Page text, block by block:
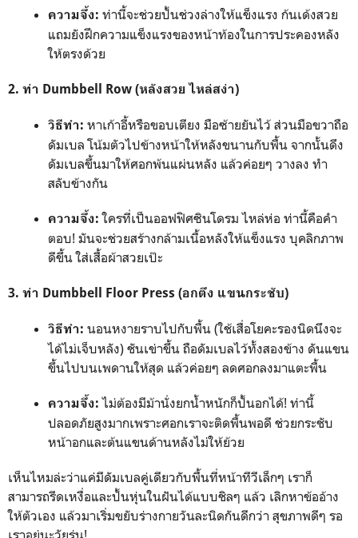
ความจึ้ง: ท่านี้จะช่วยปั้นช่วงล่างให้แข็งแรง ก้นเด้งสวย
แถมยังฝึกความแข็งแรงของหน้าท้องในการประคองหลัง
ให้ตรงด้วย
2. ท่า Dumbbell Row (หลังสวย ไหล่สง่า)
วิธีทำ: หาเก้าอี้หรือขอบเตียง มือซ้ายยันไว้ ส่วนมือขวาถือ
ดัมเบล โน้มตัวไปข้างหน้าให้หลังขนานกับพื้น จากนั้นดึง
ดัมเบลขึ้นมาให้ศอกพ้นแผ่นหลัง แล้วค่อยๆ วางลง ทำ
สลับข้างกัน
ความจึ้ง: ใครที่เป็นออฟฟิศซินโดรม ไหล่ห่อ ท่านี้คือคำ
ตอบ! มันจะช่วยสร้างกล้ามเนื้อหลังให้แข็งแรง บุคลิกภาพ
ดีขึ้น ใส่เสื้อผ้าสวยเป๊ะ
3. ท่า Dumbbell Floor Press (อกตึง แขนกระชับ)
วิธีทำ: นอนหงายราบไปกับพื้น (ใช้เสื่อโยคะรองนิดนึงจะ
ได้ไม่เจ็บหลัง) ชันเข่าขึ้น ถือดัมเบลไว้ทั้งสองข้าง ดันแขน
ขึ้นไปบนเพดานให้สุด แล้วค่อยๆ ลดศอกลงมาแตะพื้น
ความจึ้ง: ไม่ต้องมีม้านั่งยกน้ำหนักก็ปั้นอกได้! ท่านี้
ปลอดภัยสูงมากเพราะศอกเราจะติดพื้นพอดี ช่วยกระชับ
หน้าอกและต้นแขนด้านหลังไม่ให้ย้วย
เห็นไหมล่ะว่าแค่มีดัมเบลคู่เดียวกับพื้นที่หน้าทีวีเล็กๆ เราก็
สามารถรีดเหงื่อและปั้นหุ่นในฝันได้แบบชิลๆ แล้ว เลิกหาข้ออ้าง
ให้ตัวเอง แล้วมาเริ่มขยับร่างกายวันละนิดกันดีกว่า สุขภาพดีๆ รอ
เราอยู่นะวัยรุ่น!